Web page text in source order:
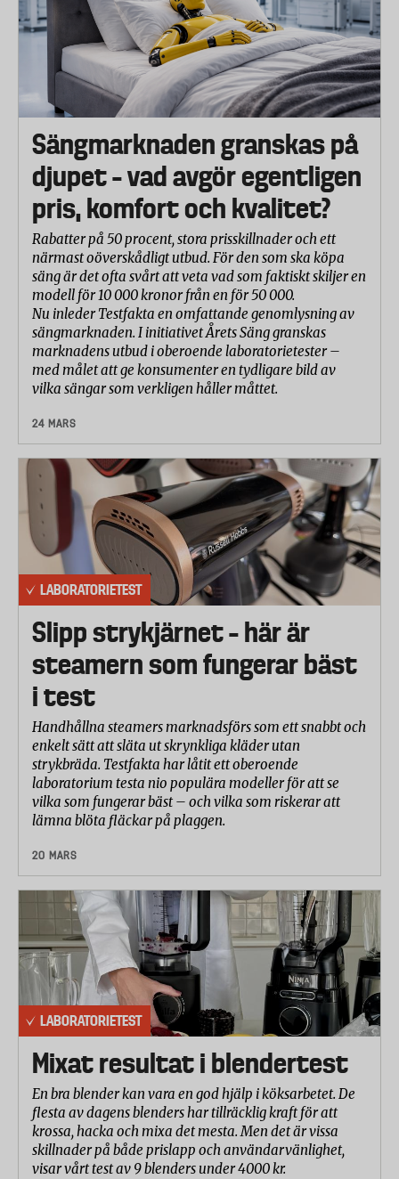
Sängmarknaden granskas på
djupet – vad avgör egentligen
pris, komfort och kvalitet?
Rabatter på 50 procent, stora prisskillnader och ett
närmast oöverskådligt utbud. För den som ska köpa
säng är det ofta svårt att veta vad som faktiskt skiljer en
modell för 10 000 kronor från en för 50 000.
Nu inleder Testfakta en omfattande genomlysning av
sängmarknaden. I initiativet Årets Säng granskas
marknadens utbud i oberoende laboratorietester –
med målet att ge konsumenter en tydligare bild av
vilka sängar som verkligen håller måttet.
24 MARS
LABORATORIETEST
Slipp strykjärnet – här är
steamern som fungerar bäst
i test
Handhållna steamers marknadsförs som ett snabbt och
enkelt sätt att släta ut skrynkliga kläder utan
strykbräda. Testfakta har låtit ett oberoende
laboratorium testa nio populära modeller för att se
vilka som fungerar bäst – och vilka som riskerar att
lämna blöta fläckar på plaggen.
20 MARS
LABORATORIETEST
Mixat resultat i blendertest
En bra blender kan vara en god hjälp i köksarbetet. De
flesta av dagens blenders har tillräcklig kraft för att
krossa, hacka och mixa det mesta. Men det är vissa
skillnader på både prislapp och användarvänlighet,
visar vårt test av 9 blenders under 4000 kr.